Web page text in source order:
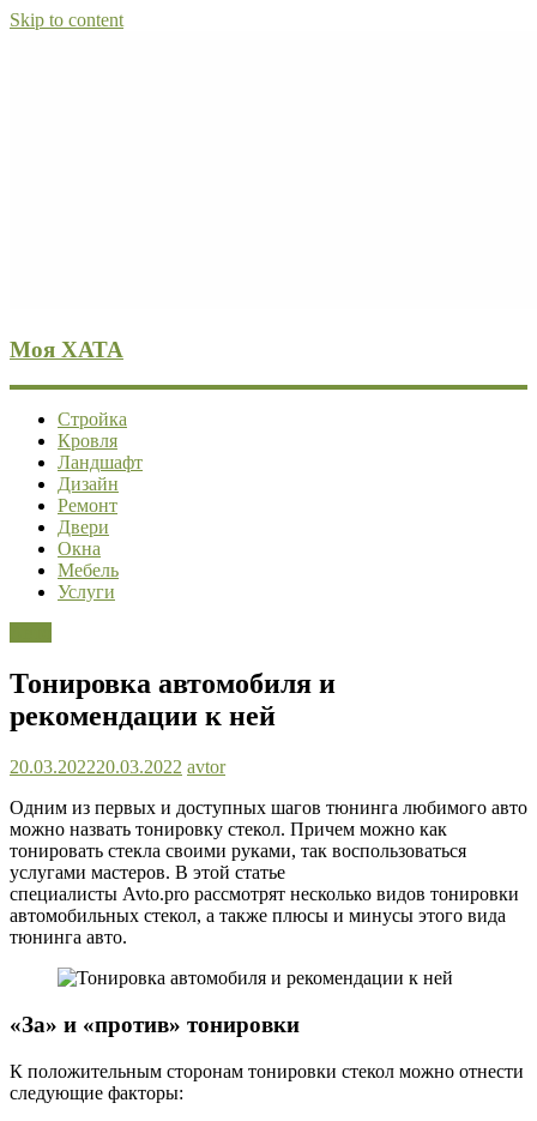
Skip to content
Моя ХАТА
Стройка
Кровля
Ландшафт
Дизайн
Ремонт
Двери
Окна
Мебель
Услуги
Тонировка автомобиля и
рекомендации к ней
20.03.202220.03.2022 avtor
Одним из первых и доступных шагов тюнинга любимого авто
можно назвать тонировку стекол. Причем можно как
тонировать стекла своими руками, так воспользоваться
услугами мастеров. В этой статье
специалисты Avto.pro рассмотрят несколько видов тонировки
автомобильных стекол, а также плюсы и минусы этого вида
тюнинга авто.
«За» и «против» тонировки
К положительным сторонам тонировки стекол можно отнести
следующие факторы: